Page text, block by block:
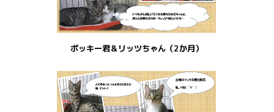
ポッキー君＆リッツちゃん（2か月）